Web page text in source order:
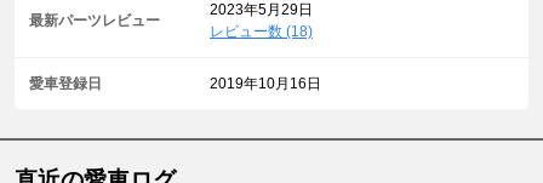
最新パーツレビュー
2023年5月29日
レビュー数 (18)
愛車登録日 2019年10月16日